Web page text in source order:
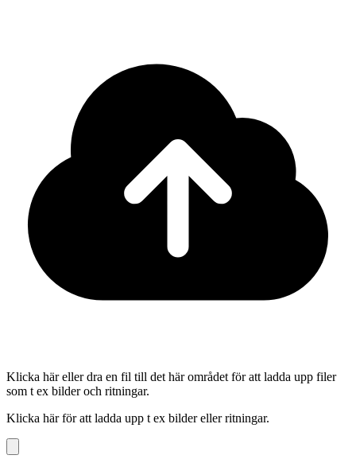
Klicka här eller dra en fil till det här området för att ladda upp filer
som t ex bilder och ritningar.
Klicka här för att ladda upp t ex bilder eller ritningar.